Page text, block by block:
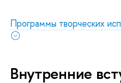
Программы творческих
Внутренние